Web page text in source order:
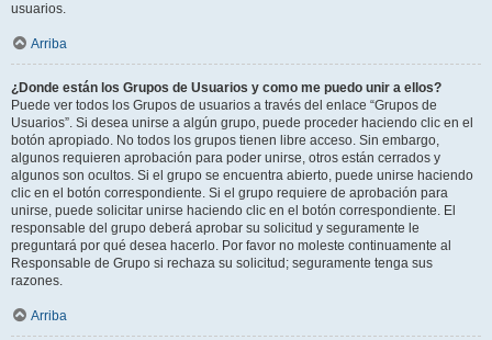
usuarios.
Arriba
¿Donde están los Grupos de Usuarios y como me puedo unir a ellos?
Puede ver todos los Grupos de usuarios a través del enlace “Grupos de
Usuarios”. Si desea unirse a algún grupo, puede proceder haciendo clic en el
botón apropiado. No todos los grupos tienen libre acceso. Sin embargo,
algunos requieren aprobación para poder unirse, otros están cerrados y
algunos son ocultos. Si el grupo se encuentra abierto, puede unirse haciendo
clic en el botón correspondiente. Si el grupo requiere de aprobación para
unirse, puede solicitar unirse haciendo clic en el botón correspondiente. El
responsable del grupo deberá aprobar su solicitud y seguramente le
preguntará por qué desea hacerlo. Por favor no moleste continuamente al
Responsable de Grupo si rechaza su solicitud; seguramente tenga sus
razones.
Arriba